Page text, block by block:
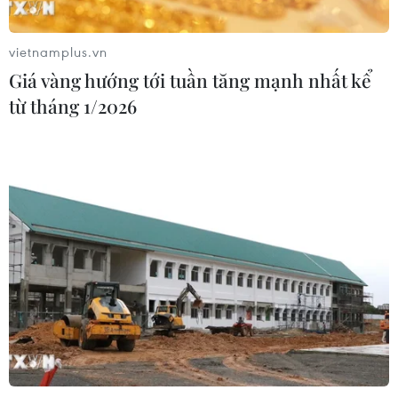
CƠ QUAN CHỦ QUẢN: THÔNG TẤN XÃ VIỆT NAM
Tổng Biên tập: TRẦN TIẾN DUẨN
Phó Tổng Biên tập: NGUYỄN THỊ TÁM, KHÚC THANH
THỦY
Sở hữu trí tuệ
Quy định sử dụng
RSS
Hỗ trợ
vietnamplus.vn
Giá vàng hướng tới tuần tăng mạnh nhất kể
từ tháng 1/2026